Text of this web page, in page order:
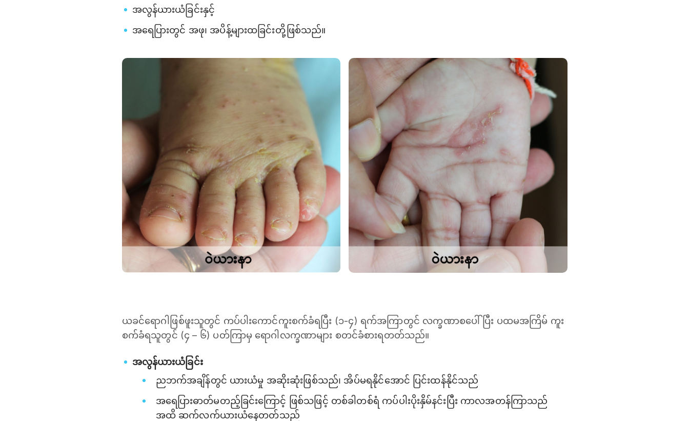
အလွန်ယားယံခြင်းနှင့်
အရေပြားတွင် အဖု၊ အပိန့်များထခြင်းတို့ဖြစ်သည်။
ယခင်ရောဂါဖြစ်ဖူးသူတွင် ကပ်ပါးကောင်ကူးစက်ခံရပြီး (၁-၄) ရက်အကြာတွင် လက္ခဏာစပေါ် ပြီး ပထမအကြိမ် ကူး
စက်ခံရသူတွင် (၄ – ၆) ပတ်ကြာမှ ရောဂါလက္ခဏာများ စတင်ခံစားရတတ်သည်။
အလွန်ယားယံခြင်း
ညဘက်အချိန်တွင် ယားယံမှု အဆိုးဆုံးဖြစ်သည်၊ အိပ်မရနိုင်အောင် ပြင်းထန်နိုင်သည်
အရေပြားဓာတ်မတည့်ခြင်းကြောင့် ဖြစ်သဖြင့် တစ်ခါတစ်ရံ ကပ်ပါးပိုးနှိမ်နင်းပြီး ကာလအတန်ကြာသည်
အထိ ဆက်လက်ယားယံနေတတ်သည်